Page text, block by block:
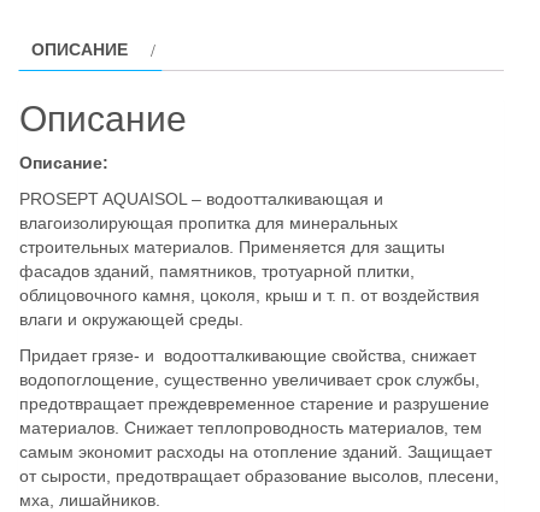
ОПИСАНИЕ
Описание
Описание:
PROSEPT AQUAISOL – водоотталкивающая и
влагоизолирующая пропитка для минеральных
строительных материалов. Применяется для защиты
фасадов зданий, памятников, тротуарной плитки,
облицовочного камня, цоколя, крыш и т. п. от воздействия
влаги и окружающей среды.
Придает грязе- и водоотталкивающие свойства, снижает
водопоглощение, существенно увеличивает срок службы,
предотвращает преждевременное старение и разрушение
материалов. Снижает теплопроводность материалов, тем
самым экономит расходы на отопление зданий. Защищает
от сырости, предотвращает образование высолов, плесени,
мха, лишайников.